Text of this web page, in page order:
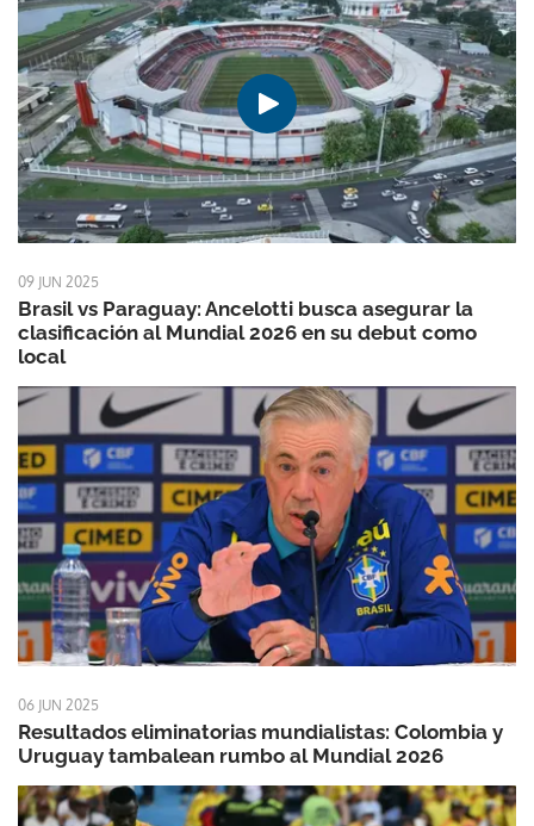
09 JUN 2025
Brasil vs Paraguay: Ancelotti busca asegurar la
clasificación al Mundial 2026 en su debut como
local
06 JUN 2025
Resultados eliminatorias mundialistas: Colombia y
Uruguay tambalean rumbo al Mundial 2026